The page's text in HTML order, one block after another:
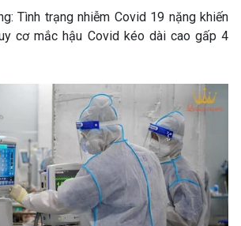
Tình trạng nhiễm Covid 19 nặng khiến
cơ mắc hậu Covid kéo dài cao gấp 4